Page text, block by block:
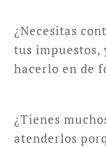
¿Necesitas
tus impuestos,
hacerlo en de
¿Tienes
atenderlos